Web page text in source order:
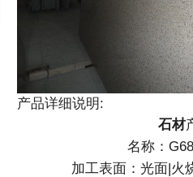
产品详细说明:
石材
名称：
加工表面：光面|火